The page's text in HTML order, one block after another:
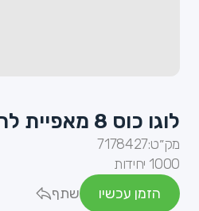
לוגו כוס 8 מאפיית לחמים
מק״ט:7178427
1000 יחידות
הזמן עכשיו
שתף